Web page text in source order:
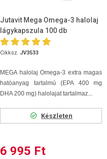
Jutavit Mega Omega-3 halolaj
lágykapszula 100 db
Cikksz. JV3533
MEGA halolaj Omega-3 extra magas
hatóanyag tartalmú (EPA 400 mg
DHA 200 mg) halolajat tartalmaz...
Készleten
6 995 Ft